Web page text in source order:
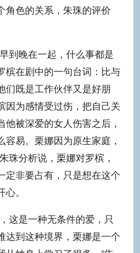
角色的关系，朱珠的评价
到晚在一起，什么事都是
槟在剧中的一句台词：比与
们既是工作伙伴又是好朋
因为感情受过伤，把自己关
被深爱的女人伤害之后，
易。栗娜因为原生家庭，
珠分析说，栗娜对罗槟，
定非要占有，只是想在这个
。
这是一种无条件的爱，只
达到这种境界，栗娜是一个